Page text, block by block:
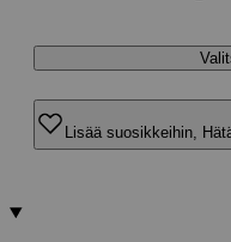
Lisää suosikkeihin,